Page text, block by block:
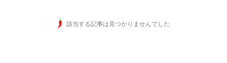
該当する記事は見つかりませんでした